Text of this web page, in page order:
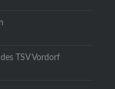
TSV Vordorf